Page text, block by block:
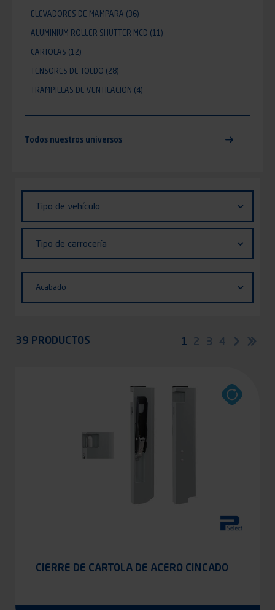
vehículo
Tipo de vehículo
carrocería
Tipo de carrocería
Acabado
39 PRODUCTOS Paginación
Página
1 Página
2 Página
3 Página
4
CIERRE DE CARTOLA DE ACERO CINCADO
ELEVADORES DE MAMPARA (36)
ALUMINIUM ROLLER SHUTTER MCD (11)
CARTOLAS (12)
TENSORES DE TOLDO (28)
TRAMPILLAS DE VENTILACION (4)
Todos nuestros universos